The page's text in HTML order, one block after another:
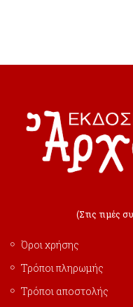
(Στις τιμές
Όροι χρήσης
Τρόποι πληρωμής
Τρόποι αποστολής